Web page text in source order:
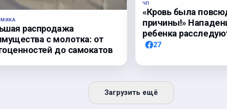
распродажа
с молотка: от
до самокатов
ЧП
«Кровь была
причины!»
ребенка
27
Загрузить ещё